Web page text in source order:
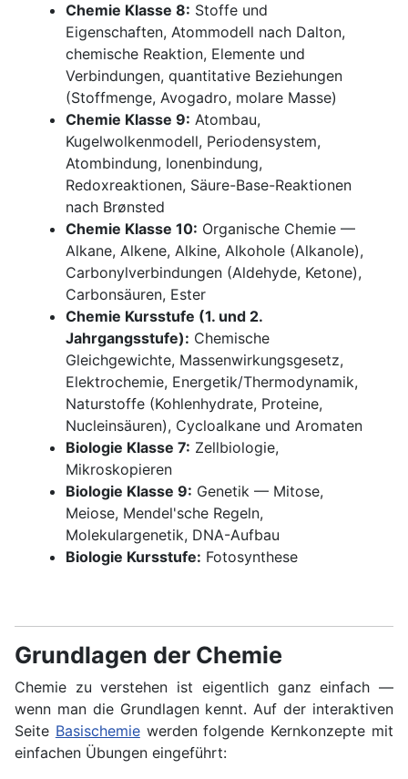
Chemie Klasse 8: Stoffe und
Eigenschaften, Atommodell nach Dalton,
chemische Reaktion, Elemente und
Verbindungen, quantitative Beziehungen
(Stoffmenge, Avogadro, molare Masse)
Chemie Klasse 9: Atombau,
Kugelwolkenmodell, Periodensystem,
Atombindung, Ionenbindung,
Redoxreaktionen, Säure-Base-Reaktionen
nach Brønsted
Chemie Klasse 10: Organische Chemie —
Alkane, Alkene, Alkine, Alkohole (Alkanole),
Carbonylverbindungen (Aldehyde, Ketone),
Carbonsäuren, Ester
Chemie Kursstufe (1. und 2.
Jahrgangsstufe): Chemische
Gleichgewichte, Massenwirkungsgesetz,
Elektrochemie, Energetik/Thermodynamik,
Naturstoffe (Kohlenhydrate, Proteine,
Nucleinsäuren), Cycloalkane und Aromaten
Biologie Klasse 7: Zellbiologie,
Mikroskopieren
Biologie Klasse 9: Genetik — Mitose,
Meiose, Mendel'sche Regeln,
Molekulargenetik, DNA-Aufbau
Biologie Kursstufe: Fotosynthese
Grundlagen der Chemie
Chemie zu verstehen ist eigentlich ganz einfach —
wenn man die Grundlagen kennt. Auf der interaktiven
Seite Basischemiewerden folgende Kernkonzepte mit
einfachen Übungen eingeführt: